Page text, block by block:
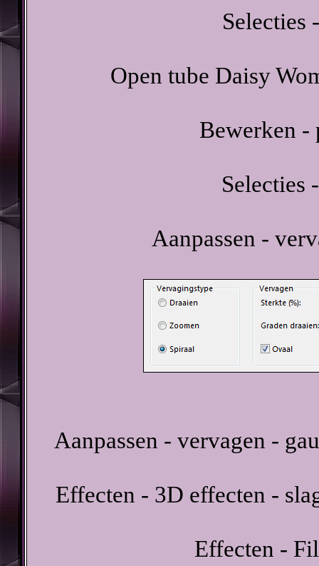
Selecties
Open tube Daisy
Bewerken -
Selecties
Aanpassen -
Aanpassen - vervagen -
Effecten - 3D effecten -
Effecten -